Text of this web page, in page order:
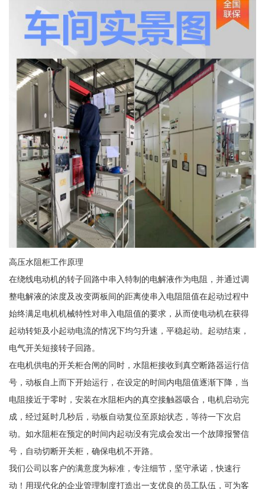
高压水阻柜工作原理
在绕线电动机的转子回路中串入特制的电解液作为电阻，并通过调
整电解液的浓度及改变两板间的距离使串入电阻阻值在起动过程中
始终满足电机机械特性对串入电阻值的要求，从而使电动机在获得
起动转矩及小起动电流的情况下均匀升速，平稳起动。起动结束，
电气开关短接转子回路。
在电机供电的开关柜合闸的同时，水阻柜接收到真空断路器运行信
号，动板自上而下开始运行，在设定的时间内电阻值逐渐下降，当
电阻接近于零时，安装在水阻柜内的真空接触器吸合，电机启动完
成，经过延时几秒后，动板自动复位至原始状态，等待一下次启
动。如水阻柜在预定的时间内起动没有完成会发出一个故障报警信
号，自动切断开关柜，确保电机不开路。
我们公司以客户的满意度为标准，专注细节，坚守承诺，快速行
动！用现代化的企业管理制度打造出一支优良的员工队伍，可为客